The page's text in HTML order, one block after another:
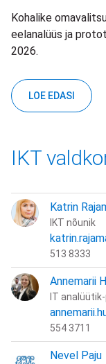
Kohalike
eelanalüüs ja
2026.
LOE EDASI
IKT
Katrin
IKT nõunik
513 8333
Annemarii
IT
554 3711
Nevel Paju